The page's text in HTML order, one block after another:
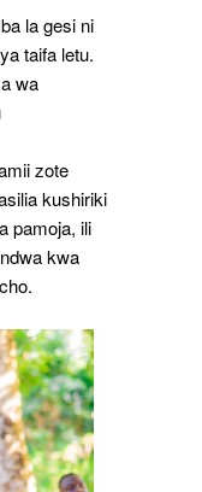
la gesi ni
taifa letu.
wa
zote
kushiriki
pamoja, ili
kwa